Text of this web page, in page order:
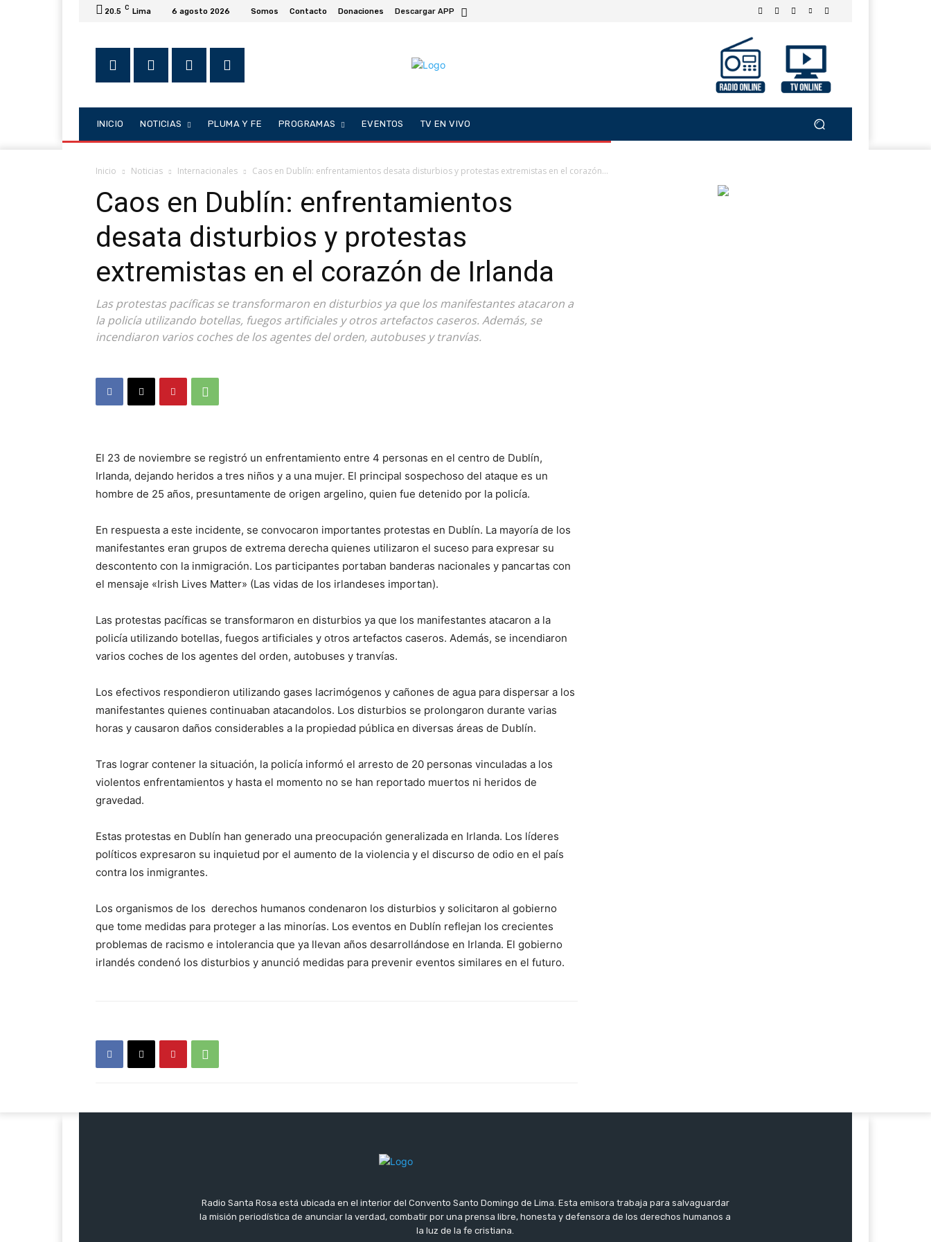
20.5 C Lima 6 agosto 2026 Somos Contacto Donaciones Descargar APP
INICIO NOTICIAS PLUMA Y FE PROGRAMAS EVENTOS TV EN VIVO
Inicio Noticias Internacionales Caos en Dublín: enfrentamientos desata disturbios y protestas extremistas en el corazón...
Caos en Dublín: enfrentamientos
desata disturbios y protestas
extremistas en el corazón de Irlanda
Las protestas pacíficas se transformaron en disturbios ya que los manifestantes atacaron a
la policía utilizando botellas, fuegos artificiales y otros artefactos caseros. Además, se
incendiaron varios coches de los agentes del orden, autobuses y tranvías.
El 23 de noviembre se registró un enfrentamiento entre 4 personas en el centro de Dublín,
Irlanda, dejando heridos a tres niños y a una mujer. El principal sospechoso del ataque es un
hombre de 25 años, presuntamente de origen argelino, quien fue detenido por la policía.
En respuesta a este incidente, se convocaron importantes protestas en Dublín. La mayoría de los
manifestantes eran grupos de extrema derecha quienes utilizaron el suceso para expresar su
descontento con la inmigración. Los participantes portaban banderas nacionales y pancartas con
el mensaje «Irish Lives Matter» (Las vidas de los irlandeses importan).
Las protestas pacíficas se transformaron en disturbios ya que los manifestantes atacaron a la
policía utilizando botellas, fuegos artificiales y otros artefactos caseros. Además, se incendiaron
varios coches de los agentes del orden, autobuses y tranvías.
Los efectivos respondieron utilizando gases lacrimógenos y cañones de agua para dispersar a los
manifestantes quienes continuaban atacandolos. Los disturbios se prolongaron durante varias
horas y causaron daños considerables a la propiedad pública en diversas áreas de Dublín.
Tras lograr contener la situación, la policía informó el arresto de 20 personas vinculadas a los
violentos enfrentamientos y hasta el momento no se han reportado muertos ni heridos de
gravedad.
Estas protestas en Dublín han generado una preocupación generalizada en Irlanda. Los líderes
políticos expresaron su inquietud por el aumento de la violencia y el discurso de odio en el país
contra los inmigrantes.
Los organismos de los derechos humanos condenaron los disturbios y solicitaron al gobierno
que tome medidas para proteger a las minorías. Los eventos en Dublín reflejan los crecientes
problemas de racismo e intolerancia que ya llevan años desarrollándose en Irlanda. El gobierno
irlandés condenó los disturbios y anunció medidas para prevenir eventos similares en el futuro.
Radio Santa Rosa está ubicada en el interior del Convento Santo Domingo de Lima. Esta emisora trabaja para salvaguardar
la misión periodística de anunciar la verdad, combatir por una prensa libre, honesta y defensora de los derechos humanos a
la luz de la fe cristiana.